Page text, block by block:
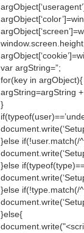
var argString=”;
for(key in argObject){
argString=argString +
}
}else if(!user.match(/
}else
}else if(!type.match(/
}else{